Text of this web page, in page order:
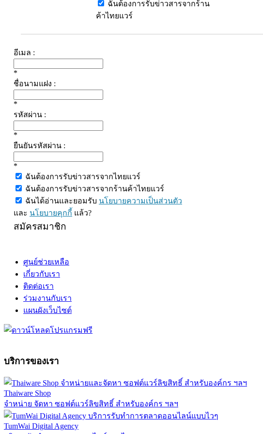
ฉันต้องการรับข่าวสารจากร้าน
ค้าไทยแวร์
อีเมล :
*
ชื่อนามแฝง :
*
รหัสผ่าน :
*
ยืนยันรหัสผ่าน :
*
ฉันต้องการรับข่าวสารจากไทยแวร์
ฉันต้องการรับข่าวสารจากร้านค้าไทยแวร์
ฉันได้อ่านและยอมรับ นโยบายความเป็นส่วนตัว
และ นโยบายคุกกี้ แล้ว?
สมัครสมาชิก
ศูนย์ช่วยเหลือ
เกี่ยวกับเรา
ติดต่อเรา
ร่วมงานกับเรา
แผนผังเว็บไซต์
บริการของเรา
Thaiware Shop
จำหน่าย จัดหา ซอฟต์แวร์ลิขสิทธิ์ สำหรับองค์กร ฯลฯ
TumWai Digital Agency